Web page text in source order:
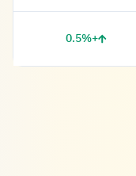
+0.5%